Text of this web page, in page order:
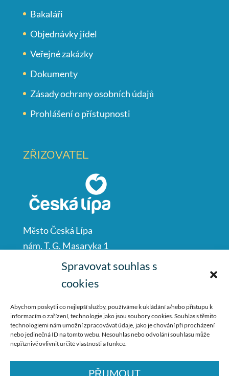
Spravovat souhlas s
cookies
Abychom poskytli co nejlepší služby, používáme k ukládání a/nebo přístupu k
informacím o zařízení, technologie jako jsou soubory cookies. Souhlas s těmito
technologiemi nám umožní zpracovávat údaje, jako je chování při procházení
nebo jedinečná ID na tomto webu. Nesouhlas nebo odvolání souhlasu může
nepříznivě ovlivnit určité vlastnosti a funkce.
PŘIJMOUT
Bakaláři
Objednávky jídel
Veřejné zakázky
Dokumenty
Zásady ochrany osobních údajů
Prohlášení o přístupnosti
ZŘIZOVATEL
Město Česká Lípa
nám. T. G. Masaryka 1
Česká Lípa
487 881 111
podatelna@mucl.cz